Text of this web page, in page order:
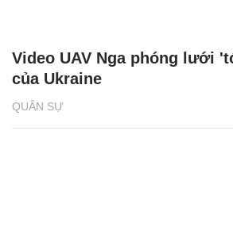
QUÂN SỰ
Video UAV Nga phóng lưới
của Ukraine